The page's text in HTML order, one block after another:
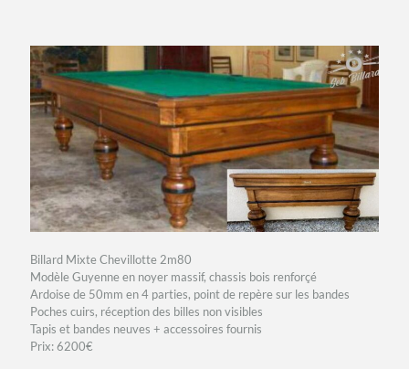
Billard Mixte Chevillotte 2m80
Modèle Guyenne en noyer massif, chassis bois renforçé
Ardoise de 50mm en 4 parties, point de repère sur les bandes
Poches cuirs, réception des billes non visibles
Tapis et bandes neuves + accessoires fournis
Prix: 6200€